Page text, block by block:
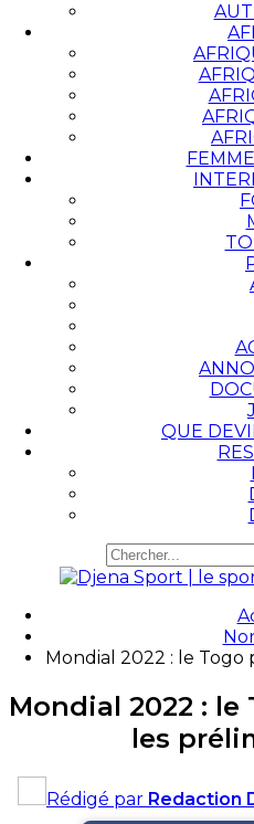
QUE
Mondial 2022 : le Togo
Mondial 2022 : le
les
Rédigé par Redaction